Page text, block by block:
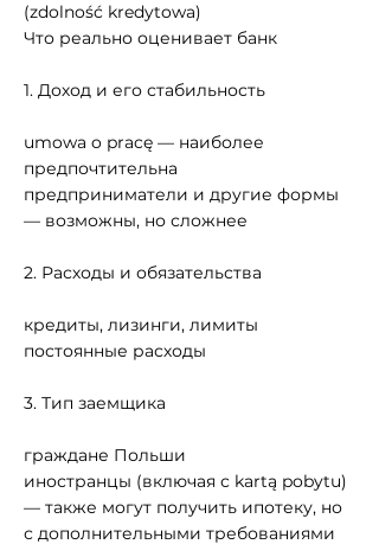
(zdolność kredytowa)
Что реально оценивает банк
1. Доход и его стабильность
umowa o pracę — наиболее
предпочтительна
предприниматели и другие формы
— возможны, но сложнее
2. Расходы и обязательства
кредиты, лизинги, лимиты
постоянные расходы
3. Тип заемщика
граждане Польши
иностранцы (включая с kartą pobytu)
— также могут получить ипотеку, но
с дополнительными требованиями